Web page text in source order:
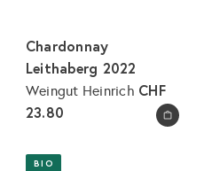
In den Warenkorb legen
Chardonnay
Leithaberg 2022
Weingut Heinrich CHF
23.80
BIO